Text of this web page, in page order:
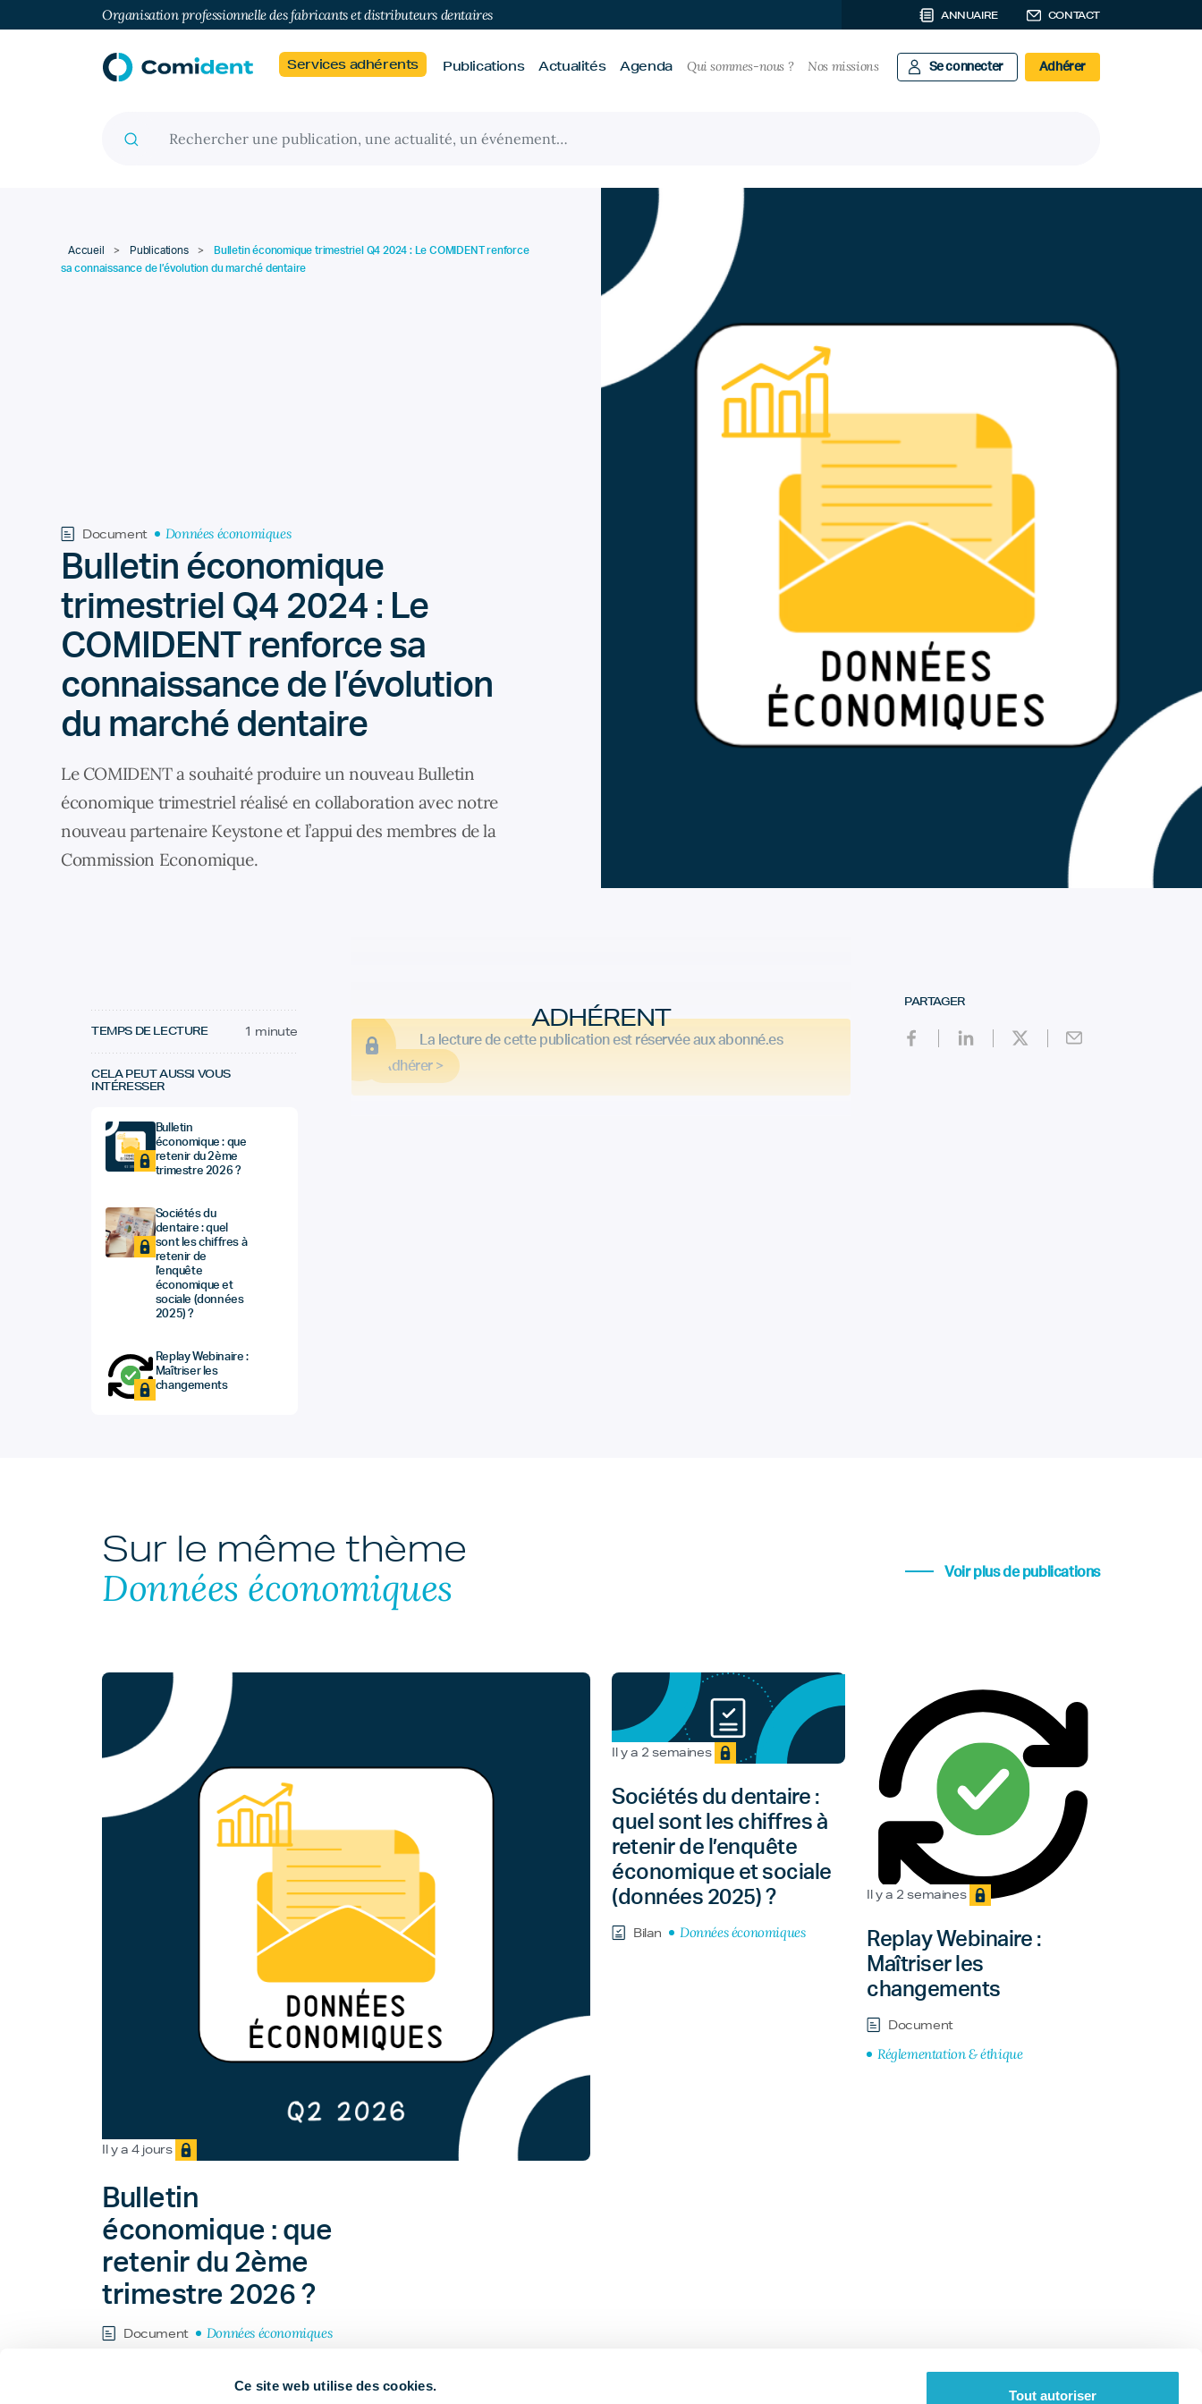
Ce site web utilise des cookies.
Tout autoriser
Organisation professionnelle des fabricants et distributeurs dentaires ANNUAIRE CONTACT
Services adhérents Publications Actualités Agenda Qui sommes-nous ? Nos missions Se connecter Adhérer
Accueil > Publications >
Bulletin économique trimestriel Q4 2024 : Le COMIDENT renforce
sa connaissance de l’évolution du marché dentaire
Document Données économiques
Bulletin économique
trimestriel Q4 2024 : Le
COMIDENT renforce sa
connaissance de l’évolution
du marché dentaire
Le COMIDENT a souhaité produire un nouveau Bulletin
économique trimestriel réalisé en collaboration avec notre
nouveau partenaire Keystone et l’appui des membres de la
Commission Economique.
TEMPS DE LECTURE 1 minute
CELA PEUT AUSSI VOUS
INTÉRESSER
Bulletin
économique : que
retenir du 2ème
trimestre 2026 ?
Sociétés du
dentaire : quel
sont les chiffres à
retenir de
l'enquête
économique et
sociale (données
2025) ?
Replay Webinaire :
Maîtriser les
changements
ADHÉRENT
La lecture de cette publication est réservée aux abonné.es
Adhérer >
PARTAGER
Sur le même thème
Données économiques Voir plus de publications
Il y a 4 jours
Bulletin
économique : que
retenir du 2ème
trimestre 2026 ?
Document Données économiques
Il y a 2 semaines
Sociétés du dentaire :
quel sont les chiffres à
retenir de l’enquête
économique et sociale
(données 2025) ?
Bilan Données économiques
Il y a 2 semaines
Replay Webinaire :
Maîtriser les
changements
Document
Réglementation & éthique